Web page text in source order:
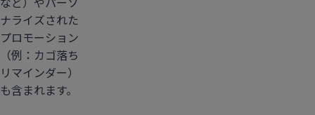
ナライズされた
プロモーション
（例：カゴ落ち
リマインダー）
も含まれます。